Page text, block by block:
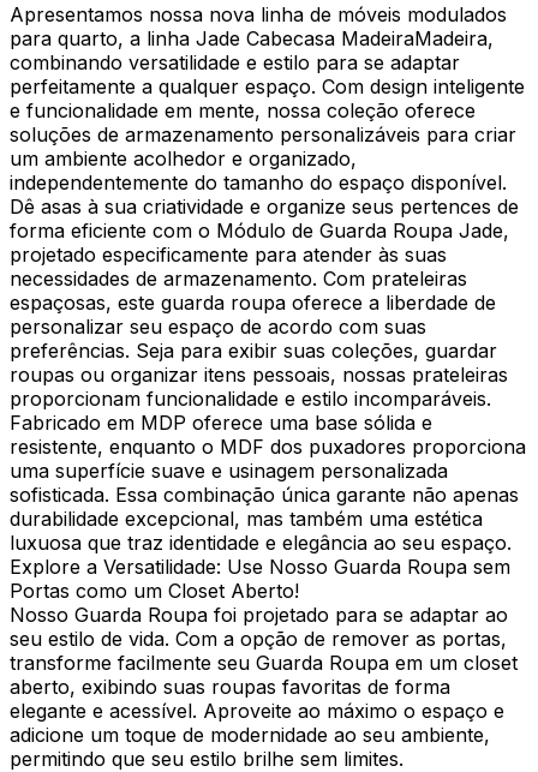
Apresentamos nossa nova linha de móveis modulados
para quarto, a linha Jade Cabecasa MadeiraMadeira,
combinando versatilidade e estilo para se adaptar
perfeitamente a qualquer espaço. Com design inteligente
e funcionalidade em mente, nossa coleção oferece
soluções de armazenamento personalizáveis para criar
um ambiente acolhedor e organizado,
independentemente do tamanho do espaço disponível.
Dê asas à sua criatividade e organize seus pertences de
forma eficiente com o Módulo de Guarda Roupa Jade,
projetado especificamente para atender às suas
necessidades de armazenamento. Com prateleiras
espaçosas, este guarda roupa oferece a liberdade de
personalizar seu espaço de acordo com suas
preferências. Seja para exibir suas coleções, guardar
roupas ou organizar itens pessoais, nossas prateleiras
proporcionam funcionalidade e estilo incomparáveis.
Fabricado em MDP oferece uma base sólida e
resistente, enquanto o MDF dos puxadores proporciona
uma superfície suave e usinagem personalizada
sofisticada. Essa combinação única garante não apenas
durabilidade excepcional, mas também uma estética
luxuosa que traz identidade e elegância ao seu espaço.
Explore a Versatilidade: Use Nosso Guarda Roupa sem
Portas como um Closet Aberto!
Nosso Guarda Roupa foi projetado para se adaptar ao
seu estilo de vida. Com a opção de remover as portas,
transforme facilmente seu Guarda Roupa em um closet
aberto, exibindo suas roupas favoritas de forma
elegante e acessível. Aproveite ao máximo o espaço e
adicione um toque de modernidade ao seu ambiente,
permitindo que seu estilo brilhe sem limites.